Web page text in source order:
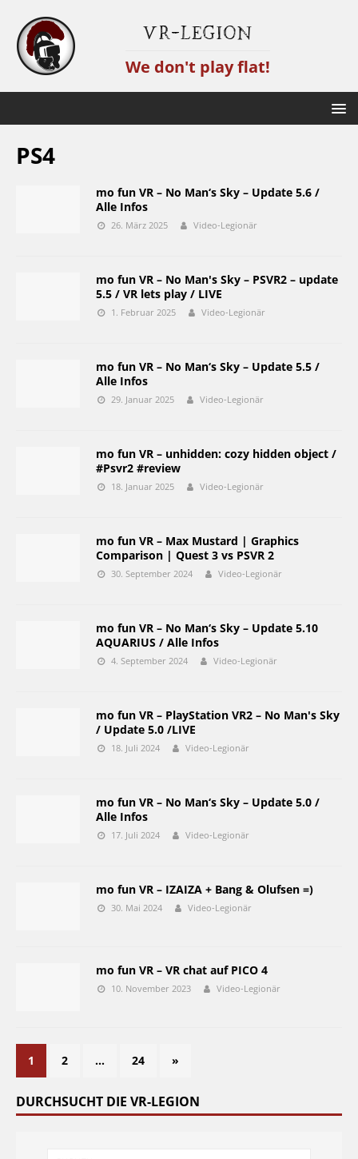
VR-Legion
We don't play flat!
PS4
mo fun VR – No Man‘s Sky – Update 5.6 /
Alle Infos
26. März 2025 Video-Legionär
mo fun VR – No Man's Sky – PSVR2 – update
5.5 / VR lets play / LIVE
1. Februar 2025 Video-Legionär
mo fun VR – No Man‘s Sky – Update 5.5 /
Alle Infos
29. Januar 2025 Video-Legionär
mo fun VR – unhidden: cozy hidden object /
#Psvr2 #review
18. Januar 2025 Video-Legionär
mo fun VR – Max Mustard | Graphics
Comparison | Quest 3 vs PSVR 2
30. September 2024 Video-Legionär
mo fun VR – No Man‘s Sky – Update 5.10
AQUARIUS / Alle Infos
4. September 2024 Video-Legionär
mo fun VR – PlayStation VR2 – No Man's Sky
/ Update 5.0 /LIVE
18. Juli 2024 Video-Legionär
mo fun VR – No Man‘s Sky – Update 5.0 /
Alle Infos
17. Juli 2024 Video-Legionär
mo fun VR – IZAIZA + Bang & Olufsen =)
30. Mai 2024 Video-Legionär
mo fun VR – VR chat auf PICO 4
10. November 2023 Video-Legionär
1 2 … 24 »
DURCHSUCHT DIE VR-LEGION